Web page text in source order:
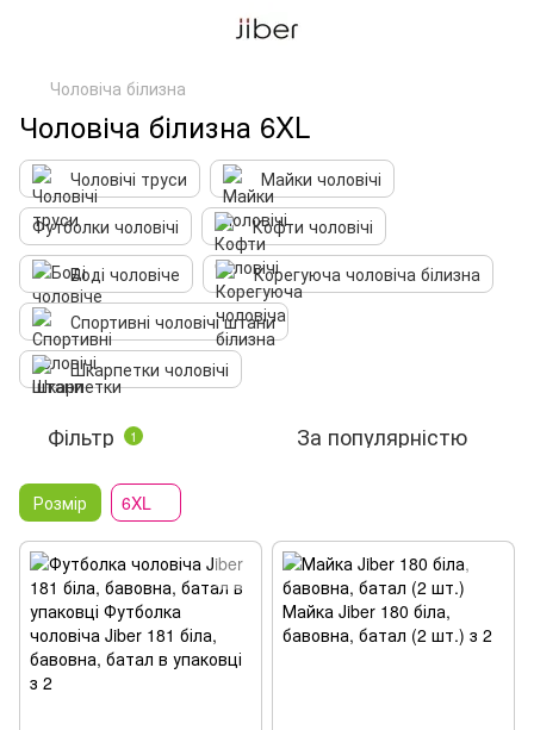
Чоловіча білизна
Чоловіча білизна 6XL
Чоловічі труси
Майки чоловічі
Футболки чоловічі
Кофти чоловічі
Боді чоловіче
Корегуюча чоловіча білизна
Спортивні чоловічі штани
Шкарпетки чоловічі
Фільтр 1 За популярністю
Розмір 6XL